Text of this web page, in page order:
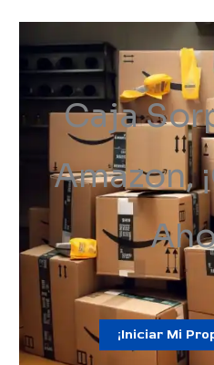
Caja
Amazon,
¡Iniciar Mi